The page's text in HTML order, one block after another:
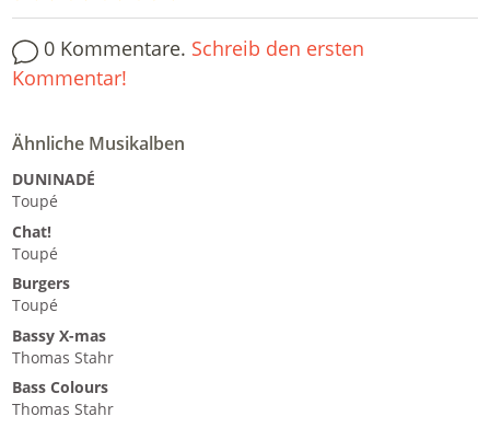
0 Kommentare. Schreib den ersten
Kommentar!
Ähnliche Musikalben
DUNINADÉ
Toupé
Chat!
Toupé
Burgers
Toupé
Bassy X-mas
Thomas Stahr
Bass Colours
Thomas Stahr